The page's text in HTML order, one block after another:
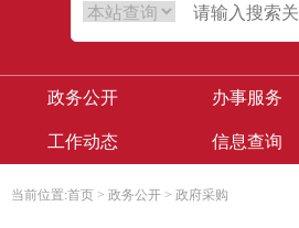
政务公开 办事服务
工作动态 信息查询
当前位置:首页 > 政务公开 > 政府采购